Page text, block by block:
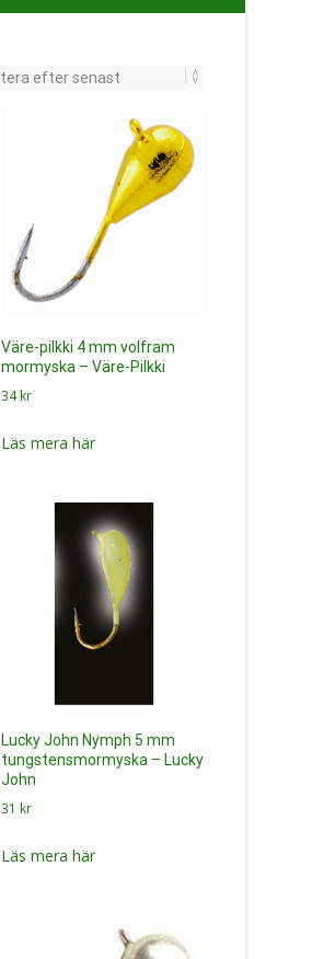
Väre-pilkki 4 mm volfram
mormyska – Väre-Pilkki
34kr
Läs mera här
Lucky John Nymph 5 mm
tungstensmormyska – Lucky
John
31 kr
Läs mera här